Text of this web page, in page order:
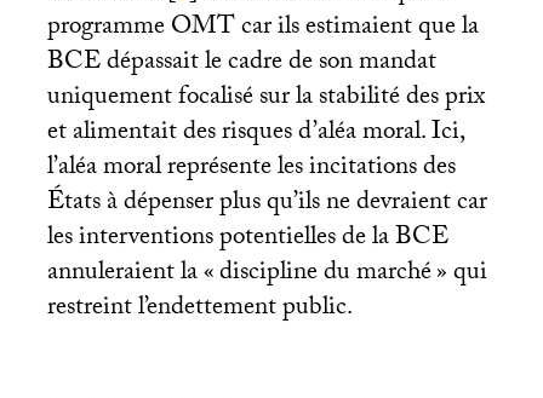
programmeOMTcar ils estimaient que la
BCEdépassait le cadre de son mandat
uniquement focalisé sur la stabilité des prix
et alimentait des risques d’aléa moral. Ici,
l’aléa moral représente les incitations des
États à dépenser plus qu’ils ne devraient car
les interventions potentielles de laBCE
annuleraient la «discipline du marché» qui
restreint l’endettement public.